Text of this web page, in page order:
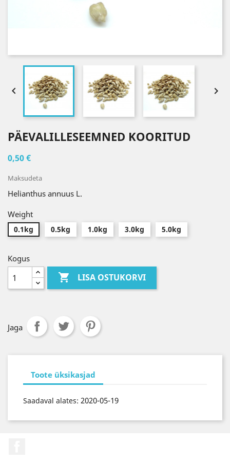
 
PÄEVALILLESEEMNED KOORITUD
0,50 €
Maksudeta
Helianthus annuus L.
Weight
0.1kg 0.5kg 1.0kg 3.0kg 5.0kg
Kogus
 LISA OSTUKORVI
Jaga
Toote üksikasjad
Saadaval alates: 2020-05-19